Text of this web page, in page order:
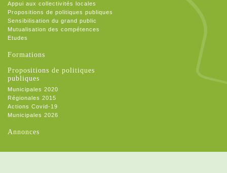
Appui aux collectivités locales
Propositions de politiques publiques
Sensibilisation du grand public
Mutualisation des compétences
Etudes
Formations
Propositions de politiques
publiques
Municipales 2020
Régionales 2015
Actions Covid-19
Municipales 2026
Annonces